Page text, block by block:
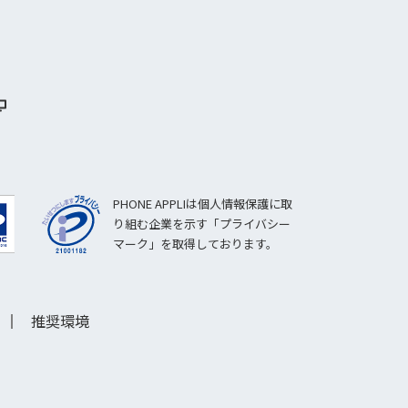
PHONE APPLIは個人情報保護に取
り組む企業を示す「プライバシー
マーク」を取得しております。
推奨環境